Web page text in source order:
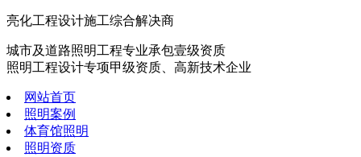
亮化工程设计施工综合解决商
城市及道路照明工程专业承包壹级资质
照明工程设计专项甲级资质、高新技术企业
网站首页
照明案例
体育馆照明
照明资质